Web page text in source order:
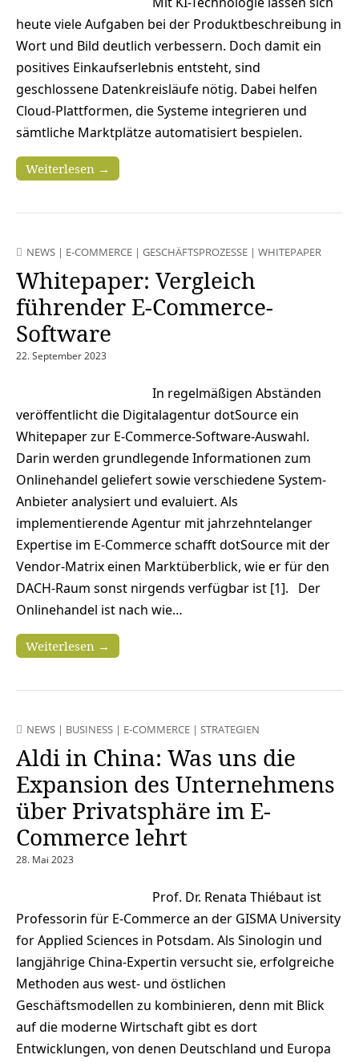
heute viele Aufgaben bei der Produktbeschreibung in
Wort und Bild deutlich verbessern. Doch damit ein
positives Einkaufserlebnis entsteht, sind
geschlossene Datenkreisläufe nötig. Dabei helfen
Cloud-Plattformen, die Systeme integrieren und
sämtliche Marktplätze automatisiert bespielen.
Weiterlesen →
NEWS | E-COMMERCE | GESCHÄFTSPROZESSE | WHITEPAPER
Whitepaper: Vergleich
führender E-Commerce-
Software
22. September 2023
In regelmäßigen Abständen
veröffentlicht die Digitalagentur dotSource ein
Whitepaper zur E-Commerce-Software-Auswahl.
Darin werden grundlegende Informationen zum
Onlinehandel geliefert sowie verschiedene System-
Anbieter analysiert und evaluiert. Als
implementierende Agentur mit jahrzehntelanger
Expertise im E-Commerce schafft dotSource mit der
Vendor-Matrix einen Marktüberblick, wie er für den
DACH-Raum sonst nirgends verfügbar ist [1]. Der
Onlinehandel ist nach wie…
Weiterlesen →
NEWS | BUSINESS | E-COMMERCE | STRATEGIEN
Aldi in China: Was uns die
Expansion des Unternehmens
über Privatsphäre im E-
Commerce lehrt
28. Mai 2023
Prof. Dr. Renata Thiébaut ist
Professorin für E-Commerce an der GISMA University
for Applied Sciences in Potsdam. Als Sinologin und
langjährige China-Expertin versucht sie, erfolgreiche
Methoden aus west- und östlichen
Geschäftsmodellen zu kombinieren, denn mit Blick
auf die moderne Wirtschaft gibt es dort
Entwicklungen, von denen Deutschland und Europa